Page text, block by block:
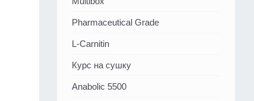
Pharmaceutical Grade
L-Carnitin
Курс на сушку
Anabolic 5500